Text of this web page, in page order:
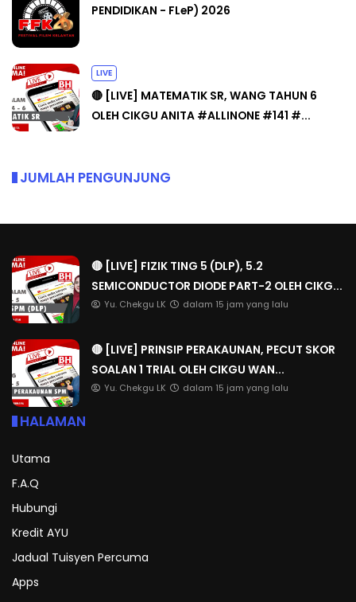
PENDIDIKAN - FLeP) 2026
LIVE
🔴 [LIVE] MATEMATIK SR, WANG TAHUN 6
OLEH CIKGU ANITA #ALLINONE #141 #...
JUMLAH PENGUNJUNG
🔴 [LIVE] FIZIK TING 5 (DLP), 5.2
SEMICONDUCTOR DIODE PART-2 OLEH CIKG...
Yu. Chekgu LK dalam 15 jam yang lalu
🔴 [LIVE] PRINSIP PERAKAUNAN, PECUT SKOR
SOALAN 1 TRIAL OLEH CIKGU WAN...
Yu. Chekgu LK dalam 15 jam yang lalu
HALAMAN
Utama
F.A.Q
Hubungi
Kredit AYU
Jadual Tuisyen Percuma
Apps